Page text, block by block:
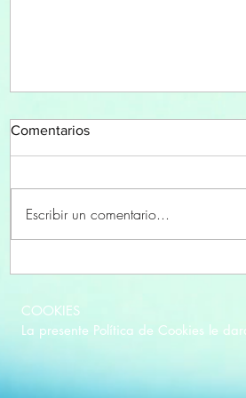
Que nos hace diferentes?
Comentarios
Escribir un comentario...
COOKIES
La presente Política de Cookies le
ordenador o computadora, su